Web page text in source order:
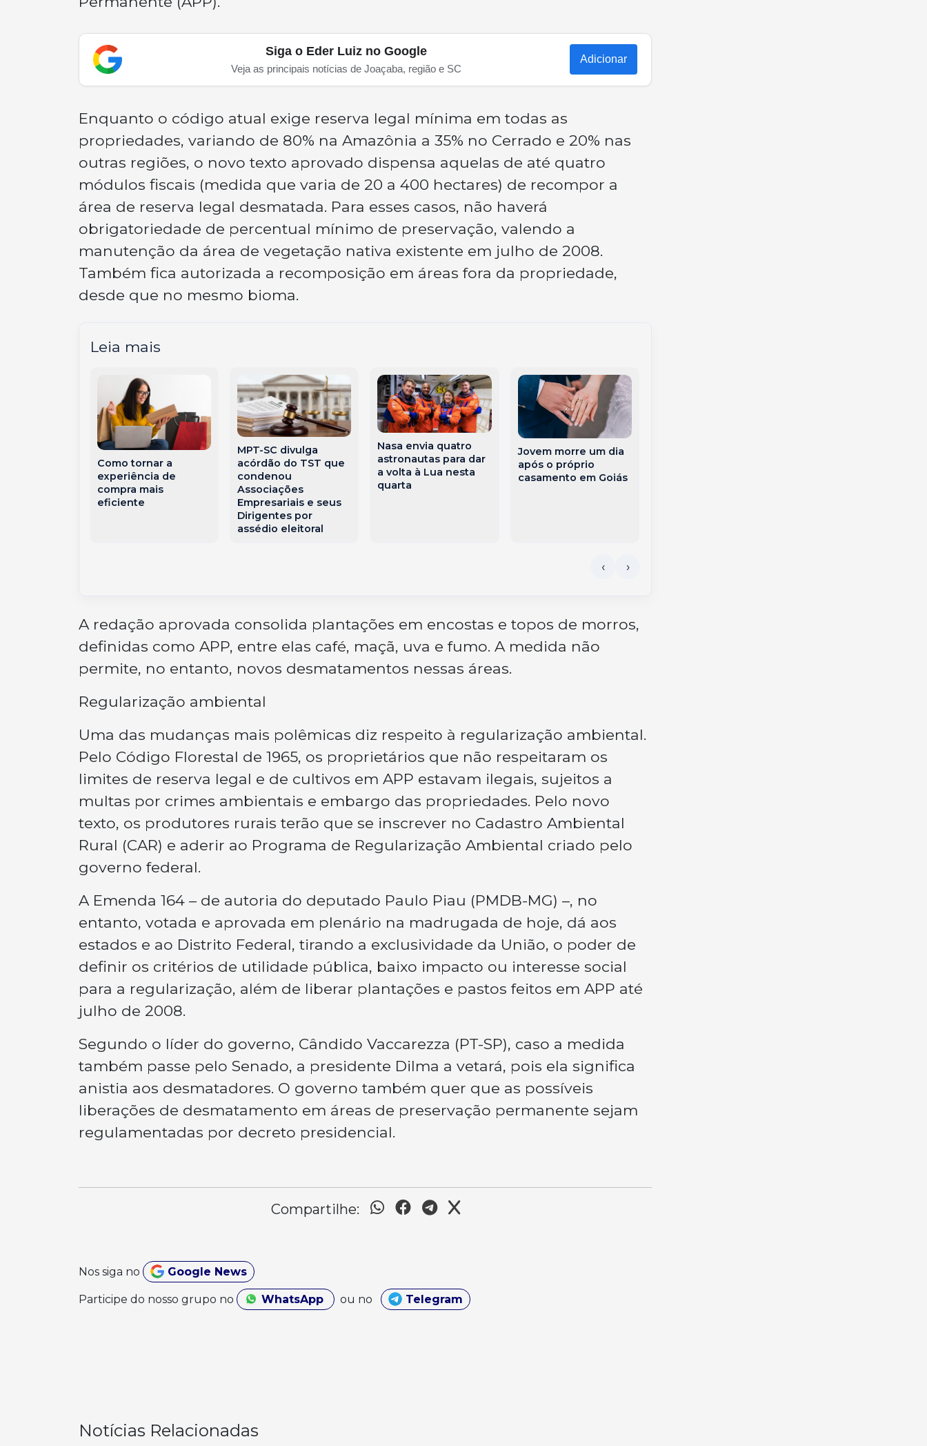
Siga o Eder Luiz no Google
Veja as principais notícias de Joaçaba, região e SC
Adicionar
Enquanto o código atual exige reserva legal mínima em todas as
propriedades, variando de 80% na Amazônia a 35% no Cerrado e 20% nas
outras regiões, o novo texto aprovado dispensa aquelas de até quatro
módulos fiscais (medida que varia de 20 a 400 hectares) de recompor a
área de reserva legal desmatada. Para esses casos, não haverá
obrigatoriedade de percentual mínimo de preservação, valendo a
manutenção da área de vegetação nativa existente em julho de 2008.
Também fica autorizada a recomposição em áreas fora da propriedade,
desde que no mesmo bioma.
Leia mais
Como tornar a
experiência de
compra mais
eficiente
MPT-SC divulga
acórdão do TST que
condenou
Associações
Empresariais e seus
Dirigentes por
assédio eleitoral
Nasa envia quatro
astronautas para dar
a volta à Lua nesta
quarta
Jovem morre um dia
após o próprio
casamento em Goiás
A redação aprovada consolida plantações em encostas e topos de morros,
definidas como APP, entre elas café, maçã, uva e fumo. A medida não
permite, no entanto, novos desmatamentos nessas áreas.
Regularização ambiental
Uma das mudanças mais polêmicas diz respeito à regularização ambiental.
Pelo Código Florestal de 1965, os proprietários que não respeitaram os
limites de reserva legal e de cultivos em APP estavam ilegais, sujeitos a
multas por crimes ambientais e embargo das propriedades. Pelo novo
texto, os produtores rurais terão que se inscrever no Cadastro Ambiental
Rural (CAR) e aderir ao Programa de Regularização Ambiental criado pelo
governo federal.
A Emenda 164 – de autoria do deputado Paulo Piau (PMDB-MG) –, no
entanto, votada e aprovada em plenário na madrugada de hoje, dá aos
estados e ao Distrito Federal, tirando a exclusividade da União, o poder de
definir os critérios de utilidade pública, baixo impacto ou interesse social
para a regularização, além de liberar plantações e pastos feitos em APP até
julho de 2008.
Segundo o líder do governo, Cândido Vaccarezza (PT-SP), caso a medida
também passe pelo Senado, a presidente Dilma a vetará, pois ela significa
anistia aos desmatadores. O governo também quer que as possíveis
liberações de desmatamento em áreas de preservação permanente sejam
regulamentadas por decreto presidencial.
Compartilhe:
Nos siga no Google News
Participe do nosso grupo no WhatsApp ou no Telegram
Notícias Relacionadas